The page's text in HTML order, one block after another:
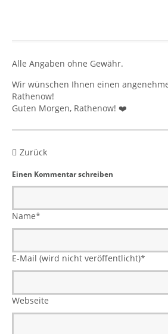
Alle Angaben ohne Gewähr.
Wir wünschen Ihnen einen
Rathenow!
Guten Morgen, Rathenow! ❤️
Zurück
Einen Kommentar schreiben
Name*
E-Mail (wird nicht veröffentlicht)*
Webseite